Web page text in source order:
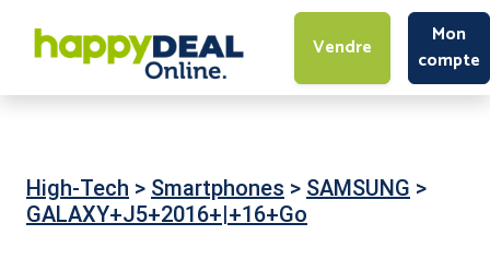
Vendre
Mon
compte
High-Tech > Smartphones > SAMSUNG >
GALAXY+J5+2016+|+16+Go